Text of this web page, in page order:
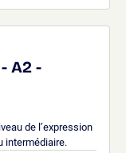
A2 -
de l’expression
intermédiaire.